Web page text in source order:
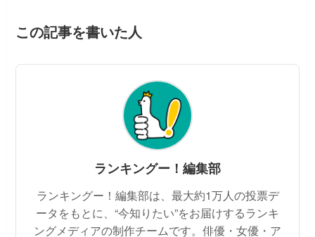
この記事を書いた人
ランキングー！編集部
ランキングー！編集部は、最大約1万人の投票デ
ータをもとに、“今知りたい”をお届けするランキ
ングメディアの制作チームです。俳優・女優・ア